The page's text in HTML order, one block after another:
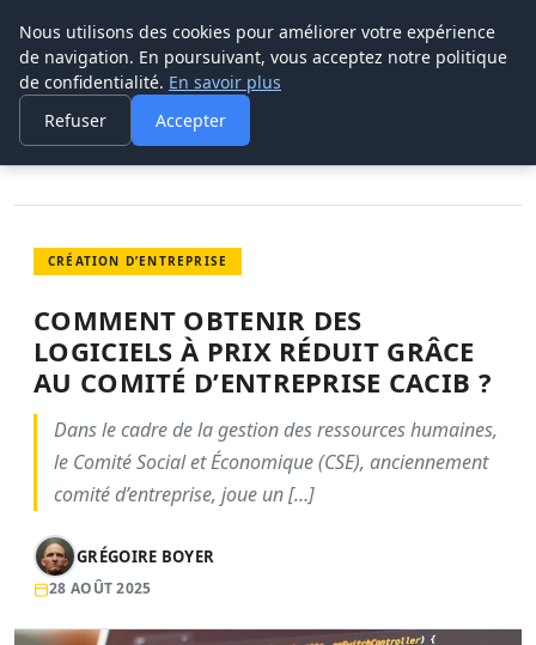
POUVOIR OUVRIER
ACCUEIL
CRÉATION D’ENTREPRISE
COMMENT OBTENIR DES LOGICIELS À PRIX RÉDUIT GRÂCE AU
CRÉATION D’ENTREPRISE
COMMENT OBTENIR DES
LOGICIELS À PRIX RÉDUIT GRÂCE
AU COMITÉ D’ENTREPRISE CACIB ?
Dans le cadre de la gestion des ressources humaines,
le Comité Social et Économique (CSE), anciennement
comité d’entreprise, joue un […]
GRÉGOIRE BOYER
28 AOÛT 2025
Nous utilisons des cookies pour améliorer votre expérience
de navigation. En poursuivant, vous acceptez notre politique
de confidentialité. En savoir plus
Refuser
Accepter